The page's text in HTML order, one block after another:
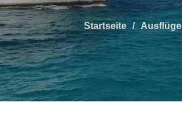
Startseite Ausflüge